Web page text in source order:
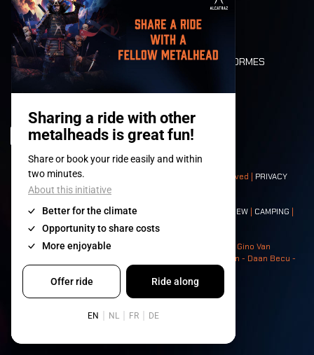
LONE WOLVES
PLAN
DEATH RIDE
VALEURS ET NORMES
HISTOIRE
© 2008-2026- Apache Productions VZW – All rights reserved | PRIVACY
POLICY|CONDITIONS GÉNÉRALES
Contact:GENERAL| PARTNERSHIPS CREW CAMPING
| NEIGHBOURS
Photos: Ann Kermans - Hans Van Hoof - Eliaz Bruggeman - Gino Van
Lancker - Tim Tronckoe - Elsie Roymans - Stijn Verbruggen - Daan Becu -
Claus Christa - Devid Camerlynck